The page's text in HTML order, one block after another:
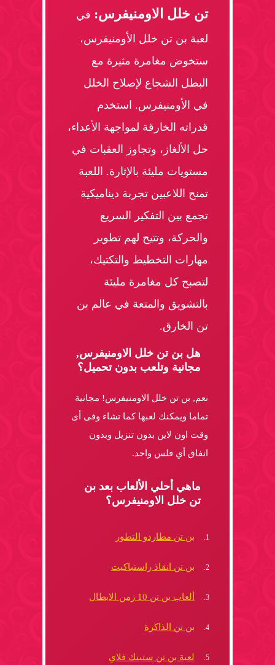
تن خلل الاومنيفرس: في
لعبة بن تن خلل الأومنيفرس،
ستخوض مغامرة مثيرة مع
البطل الشجاع لإصلاح الخلل
في الأومنيفرس. استخدم
قدراته الخارقة لمواجهة الأعداء،
حل الألغاز، وتجاوز العقبات في
مستويات مليئة بالإثارة. اللعبة
تمنح اللاعبين تجربة ديناميكية
تجمع بين التفكير السريع
والحركة، وتتيح لهم تطوير
مهارات التخطيط والتكتيك،
لتصبح كل مغامرة مليئة
بالتشويق والمتعة في عالم بن
تن الخارق.
هل بن تن خلل الاومنيفرس,
مجانية وتلعب بدون تحميل؟
نعم, بن تن خلل الاومنيفرس! مجانية
تماما ويمكنك لعبها كما تشاء وفى أى
وقت اون لاين بدون تنزيل وبدون
انفاق أي فلس واحد.
ماهي أحلي الألعاب بعد بن
تن خلل الاومنيفرس؟
بن تن مطاردو التطور
بن تن انقاذ راستباكيت
ألعاب بن تن 10 زمن الابطال
بن تن الذاكرة
لعبة بن تن ستينك فلاي